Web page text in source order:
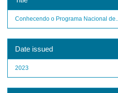
Conhecendo o Programa Nacional de...
Date issued
2023